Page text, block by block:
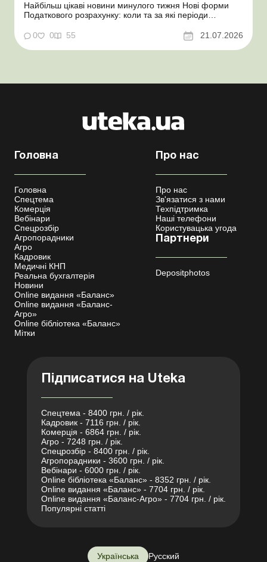
Найбільш цікаві новини минулого тижня Нові форми
Податкового розрахунку: коли та за які періоди
відстрочки від призову під час мобілізації удосконалено
Кабмін утворив Координаційний центр з організації
бронювання військовозобов’язаних Верховна ...
0 0 55 21.07.2026
Головна
Головна
Спецтема
Комерція
Вебінари
Спецрозбір
Агропорадники
Агро
Кадровик
Медичні КНП
Реальна бухгалтерія
Новини
Online видання «Баланс»
Online видання «Баланс-
Агро»
Online бібліотека «Баланс»
Мітки
Про нас
Про нас
Зв'язатися з нами
Техпідтримка
Наші телефони
Користувацька угода
Партнери
Depositphotos
Підписатися на Uteka
Спецтема - 8400 грн. / рік.
Кадровик - 7116 грн. / рік.
Комерція - 6864 грн. / рік.
Агро - 7248 грн. / рік.
Спецрозбір - 8400 грн. / рік.
Агропорадники - 3600 грн. / рік.
Вебінари - 6000 грн. / рік.
Online бібліотека «Баланс» - 8352 грн. / рік.
Online видання «Баланс» - 7704 грн. / рік.
Online видання «Баланс-Агро» - 7704 грн. / рік.
Популярні статті
Українська Русский